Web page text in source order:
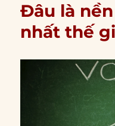
Đâu là
nhất thế